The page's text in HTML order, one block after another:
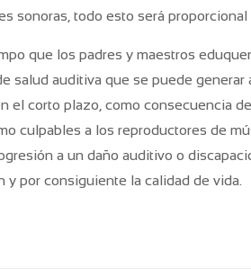
sonoras, todo esto será
que los padres y maestros
salud auditiva que se puede
el corto plazo, como consecuencia
culpables a los reproductores de
a un daño auditivo o
y por consiguiente la calidad de vida.